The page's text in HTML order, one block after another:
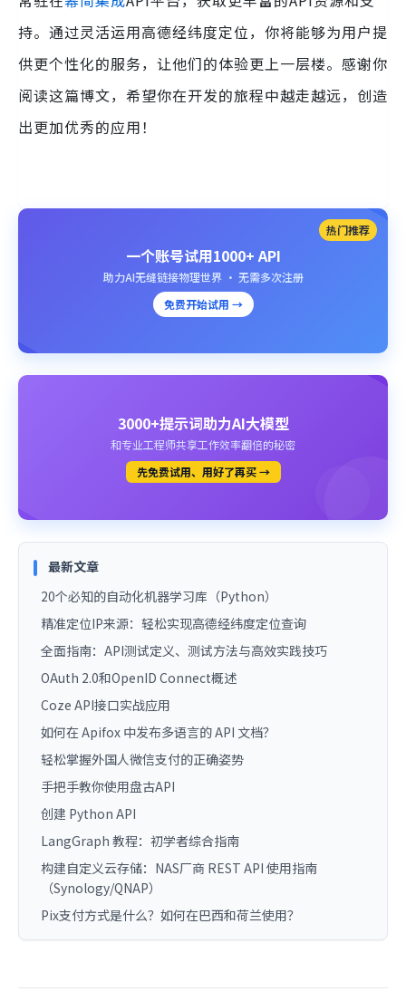
持。通过灵活运用高德经纬度定位，你将能够为用户提
供更个性化的服务，让他们的体验更上一层楼。感谢你
阅读这篇博文，希望你在开发的旅程中越走越远，创造
出更加优秀的应用！
热门推荐
一个账号试用1000+ API
助力AI无缝链接物理世界 · 无需多次注册
免费开始试用 →
3000+提示词助力AI大模型
和专业工程师共享工作效率翻倍的秘密
先免费试用、用好了再买 →
最新文章
20个必知的自动化机器学习库（Python）
精准定位IP来源：轻松实现高德经纬度定位查询
全面指南：API测试定义、测试方法与高效实践技巧
OAuth 2.0和OpenID Connect概述
Coze API接口实战应用
如何在 Apifox 中发布多语言的 API 文档？
轻松掌握外国人微信支付的正确姿势
手把手教你使用盘古API
创建 Python API
LangGraph 教程：初学者综合指南
构建自定义云存储：NAS厂商 REST API 使用指南
（Synology/QNAP）
Pix支付方式是什么？如何在巴西和荷兰使用？